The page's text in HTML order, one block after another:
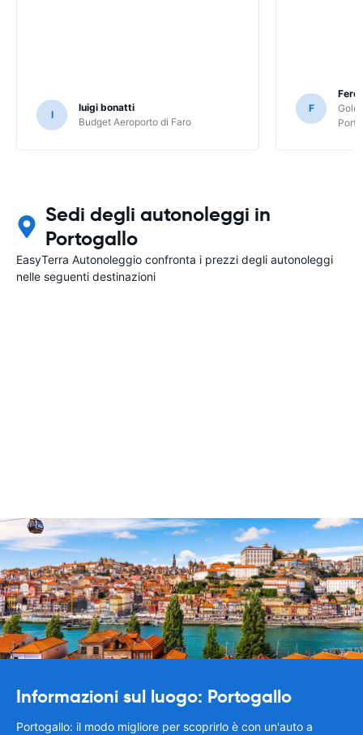
l
luigi bonatti
Budget Aeroporto di Faro
F
Sedi degli autonoleggi in
Portogallo
EasyTerra Autonoleggio confronta i prezzi degli autonoleggi
nelle seguenti destinazioni
Informazioni sul luogo: Portogallo
Portogallo: il modo migliore per scoprirlo è con un'auto a